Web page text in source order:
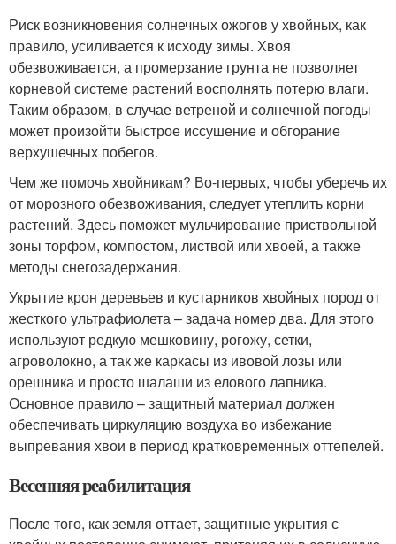
Риск возникновения солнечных ожогов у хвойных, как
правило, усиливается к исходу зимы. Хвоя
обезвоживается, а промерзание грунта не позволяет
корневой системе растений восполнять потерю влаги.
Таким образом, в случае ветреной и солнечной погоды
может произойти быстрое иссушение и обгорание
верхушечных побегов.
Чем же помочь хвойникам? Во-первых, чтобы уберечь их
от морозного обезвоживания, следует утеплить корни
растений. Здесь поможет мульчирование приствольной
зоны торфом, компостом, листвой или хвоей, а также
методы снегозадержания.
Укрытие крон деревьев и кустарников хвойных пород от
жесткого ультрафиолета – задача номер два. Для этого
используют редкую мешковину, рогожу, сетки,
агроволокно, а так же каркасы из ивовой лозы или
орешника и просто шалаши из елового лапника.
Основное правило – защитный материал должен
обеспечивать циркуляцию воздуха во избежание
выпревания хвои в период кратковременных оттепелей.
Весенняя реабилитация
После того, как земля оттает, защитные укрытия с